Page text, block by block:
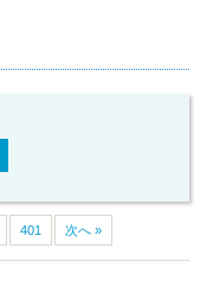
401 次へ »